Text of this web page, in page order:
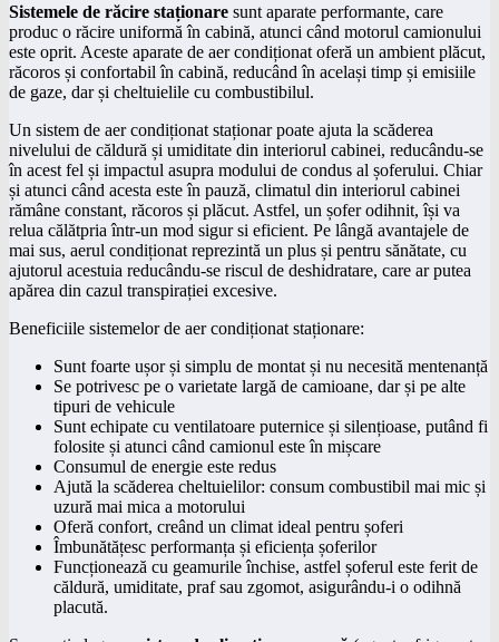
Sistemele de răcire staționare sunt aparate performante, care
produc o răcire uniformă în cabină, atunci când motorul camionului
este oprit. Aceste aparate de aer condiționat oferă un ambient plăcut,
răcoros și confortabil în cabină, reducând în același timp și emisiile
de gaze, dar și cheltuielile cu combustibilul.
Un sistem de aer condiționat staționar poate ajuta la scăderea
nivelului de căldură și umiditate din interiorul cabinei, reducându-se
în acest fel și impactul asupra modului de condus al șoferului. Chiar
și atunci când acesta este în pauză, climatul din interiorul cabinei
rămâne constant, răcoros și plăcut. Astfel, un șofer odihnit, își va
relua călătpria într-un mod sigur si eficient. Pe lângă avantajele de
mai sus, aerul condiționat reprezintă un plus și pentru sănătate, cu
ajutorul acestuia reducându-se riscul de deshidratare, care ar putea
apărea din cazul transpirației excesive.
Beneficiile sistemelor de aer condiționat staționare:
Sunt foarte ușor și simplu de montat și nu necesită mentenanță
Se potrivesc pe o varietate largă de camioane, dar și pe alte
tipuri de vehicule
Sunt echipate cu ventilatoare puternice și silențioase, putând fi
folosite și atunci când camionul este în mișcare
Consumul de energie este redus
Ajută la scăderea cheltuielilor: consum combustibil mai mic și
uzură mai mica a motorului
Oferă confort, creând un climat ideal pentru șoferi
Îmbunătățesc performanța și eficiența șoferilor
Funcționează cu geamurile închise, astfel șoferul este ferit de
căldură, umiditate, praf sau zgomot, asigurându-i o odihnă
placută.